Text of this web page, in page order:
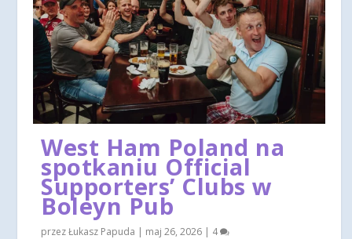
West Ham Poland na
spotkaniu Official
Supporters’ Clubs w
Boleyn Pub
przezŁukasz Papuda | maj 26, 2026 | 4